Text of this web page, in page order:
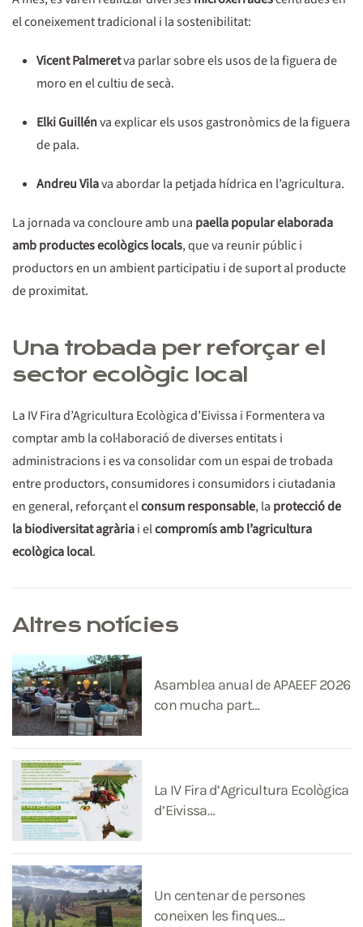
el coneixement tradicional i la sostenibilitat:
Vicent Palmeretva parlar sobre els usos de la figuera de
moro en el cultiu de secà.
Elki Guillénva explicar els usos gastronòmics de la figuera
de pala.
Andreu Vilava abordar la petjada hídrica en l’agricultura.
La jornada va concloure amb una paella popular elaborada
amb productes ecològics locals, que va reunir públic i
productors en un ambient participatiu i de suport al producte
de proximitat.
Una trobada per reforçar el
sector ecològic local
La IV Fira d’Agricultura Ecològica d’Eivissa i Formentera va
comptar amb la col·laboració de diverses entitats i
administracions i es va consolidar com un espai de trobada
entre productors, consumidores i consumidors i ciutadania
en general, reforçant elconsum responsable, la protecció de
la biodiversitat agràriai elcompromís amb l’agricultura
ecològica local.
Altres notícies
Asamblea anual de APAEEF 2026
con mucha part…
La IV Fira d’Agricultura Ecològica
d’Eivissa…
Un centenar de persones
coneixen les finques…